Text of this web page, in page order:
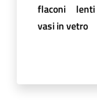
flaconi
lenti
vasi in vetro